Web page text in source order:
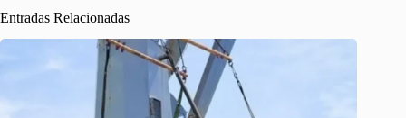
Entradas Relacionadas